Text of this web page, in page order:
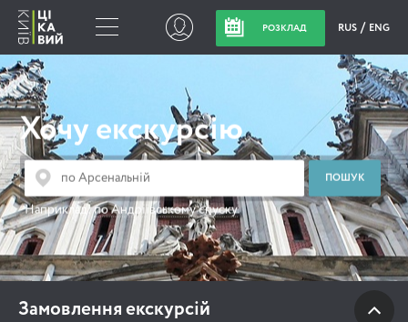
РОЗКЛАД RUS ENG
Хочу екскурсію
Наприклад:по Андріївському спуску
Замовлення екскурсій
Замовлення
екскурсій
+380 44 333-68-68
+380 68 121-44-58
tour@interesniy.kiev.ua
з 10.00 до 19:30 щоденно